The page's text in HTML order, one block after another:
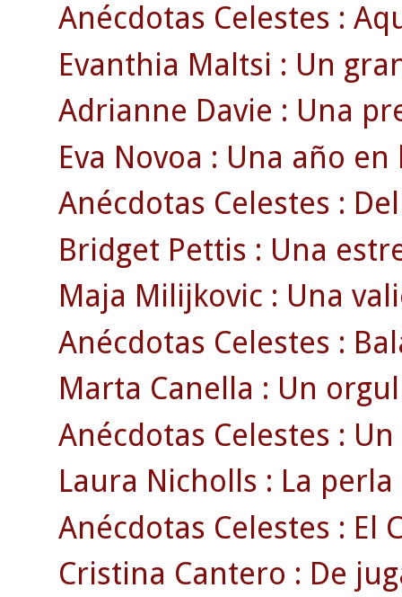
Anécdotas Celestes :
Evanthia Maltsi : Un
Adrianne Davie : Una
Eva Novoa : Una año
Anécdotas Celestes :
Bridget Pettis : Una
Maja Milijkovic : Una
Anécdotas Celestes :
Marta Canella : Un
Anécdotas Celestes :
Laura Nicholls : La
Anécdotas Celestes : El
Cristina Cantero : De